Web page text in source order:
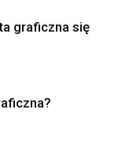
graficzna się